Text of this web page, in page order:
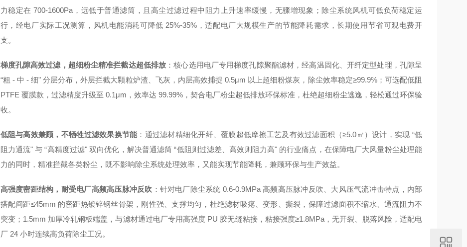
力稳定在 700-1600Pa，远低于普通滤筒，且高尘过滤过程中阻力上升速率缓慢，无骤增现象；除尘系统风机可低负荷稳定运
行，经电厂实际工况测算，风机电能消耗可降低 25%-35%，适配电厂大规模生产的节能降耗需求，长期使用节省可观电费开
支。
梯度孔隙高效过滤，超细粉尘精准拦截达超低排放 ：核心选用电厂专用梯度孔隙聚酯滤材，经高温固化、开纤定型处理，孔隙呈
“粗 - 中 - 细" 分层分布，外层拦截大颗粒炉渣、飞灰，内层高效捕捉 0.5μm 以上超细粉煤灰，除尘效率稳定≥99.9%；可选配低阻
PTFE 覆膜款，过滤精度升级至 0.1μm，效率达 99.99%，契合电厂粉尘超低排放环保标准，杜绝超细粉尘逃逸，轻松通过环保验
收。
低阻与高效兼顾，不牺牲过滤效果换节能 ：通过滤材精细化开纤、覆膜超低摩擦工艺及有效过滤面积（≥5.0㎡）设计，实现 “低
阻力通流" 与 “高精度过滤" 双向优化，解决普通滤筒 “低阻则过滤差、高效则阻力高" 的行业痛点，在保障电厂大风量粉尘处理能
力的同时，精准拦截各类粉尘，既不影响除尘系统处理效率，又能实现节能降耗，兼顾环保与生产效益。
高强度密距结构，耐受电厂高频高压脉冲反吹 ：针对电厂除尘系统 0.6-0.9MPa 高频高压脉冲反吹、大风压气流冲击特点，内部
搭配间距≤45mm 的密距热镀锌钢丝骨架，刚性强、支撑均匀，杜绝滤材吸瘪、变形、撕裂，保障过滤面积不缩水、通流阻力不
突变；1.5mm 加厚冷轧钢板端盖，与滤材通过电厂专用高强度 PU 胶无缝粘接，粘接强度≥1.8MPa，无开裂、脱落风险，适配电
厂 24 小时连续高负荷除尘工况。